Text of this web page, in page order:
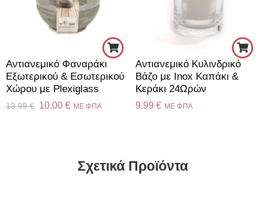
Αντιανεμικό Φαναράκι
Εξωτερικού & Εσωτερικού
Χώρου με Plexiglass
13.99€ 10.00 € ME ΦΠΑ
Αντιανεμικό Κυλινδρικό
Βάζο με Inox Καπάκι &
Κεράκι 24Ωρών
9.99 € ME ΦΠΑ
Σχετικά Προϊόντα